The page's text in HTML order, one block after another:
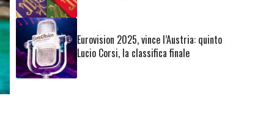
Eurovision 2025, vince l’Austria: quinto
Lucio Corsi, la classifica finale